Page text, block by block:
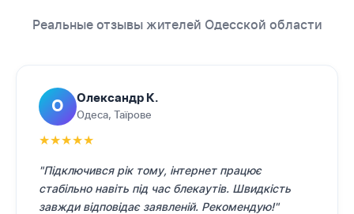
Реальные отзывы жителей Одесской области
О Олександр К.
Одеса, Таїрове
★★★★★
"Підключився рік тому, інтернет працює
стабільно навіть під час блекаутів. Швидкість
завжди відповідає заявленій. Рекомендую!"